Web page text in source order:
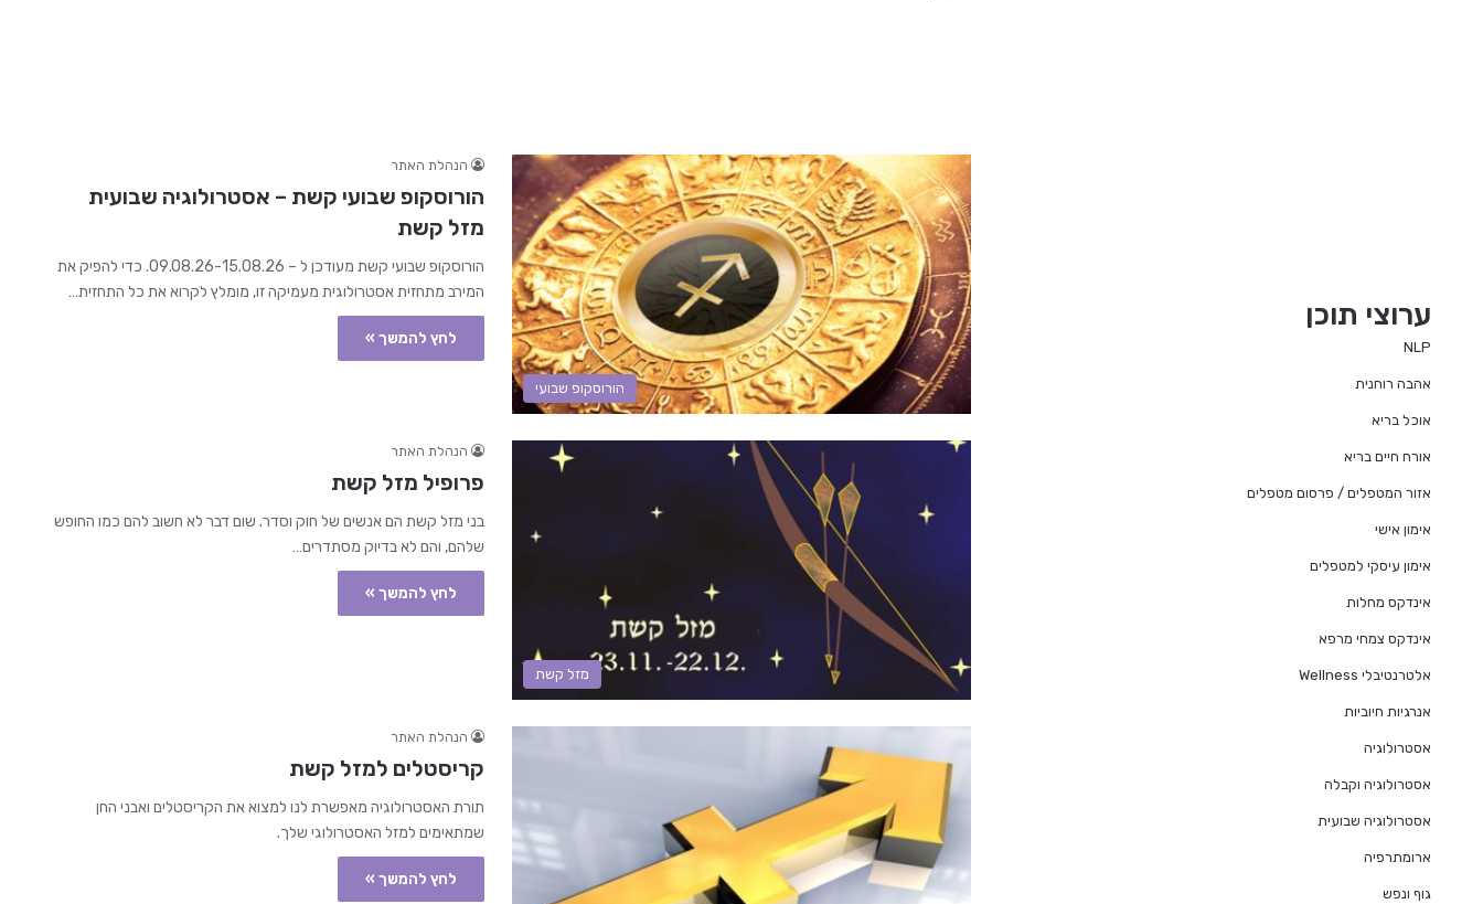
הורוסקופ שבועי
הנהלת האתר
הורוסקופ שבועי קשת – אסטרולוגיה שבועית
מזל קשת
הורוסקופ שבועי קשת מעודכן ל – 09.08.26-15.08.26. כדי להפיק את
המירב מתחזית אסטרולוגית מעמיקה זו, מומלץ לקרוא את כל התחזית…
לחץ להמשך »
מזל קשת
הנהלת האתר
פרופיל מזל קשת
בני מזל קשת הם אנשים של חוק וסדר. שום דבר לא חשוב להם כמו החופש
שלהם, והם לא בדיוק מסתדרים…
לחץ להמשך »
הנהלת האתר
קריסטלים למזל קשת
תורת האסטרולוגיה מאפשרת לנו למצוא את הקריסטלים ואבני החן
שמתאימים למזל האסטרולוגי שלך.
לחץ להמשך »
ערוצי תוכן
NLP
אהבה רוחנית
אוכל בריא
אורח חיים בריא
אזור המטפלים / פרסום מטפלים
אימון אישי
אימון עיסקי למטפלים
אינדקס מחלות
אינדקס צמחי מרפא
אלטרנטיבלי Wellness
אנרגיות חיוביות
אסטרולוגיה
אסטרולוגיה וקבלה
אסטרולוגיה שבועית
ארומתרפיה
גוף ונפש